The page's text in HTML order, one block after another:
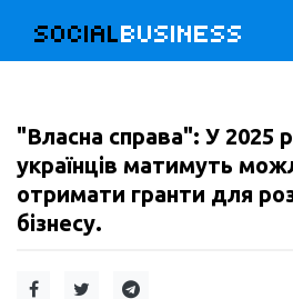
SOCIALBUSINESS
"Власна справа": У 2025
українців матимуть
отримати гранти для
бізнесу.